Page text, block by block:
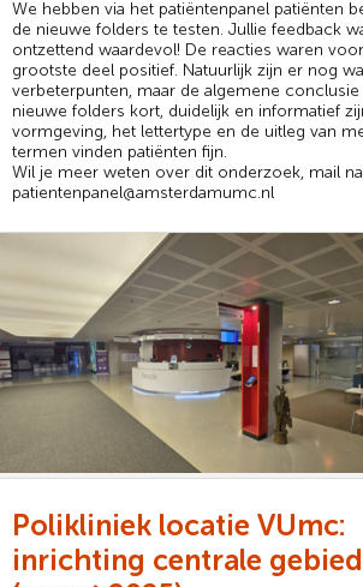
We hebben via het patiëntenpanel patiënten
de nieuwe folders te testen. Jullie feedback
ontzettend waardevol! De reacties waren
grootste deel positief. Natuurlijk zijn er nog
verbeterpunten, maar de algemene conclusie
nieuwe folders kort, duidelijk en informatief
vormgeving, het lettertype en de uitleg van
termen vinden patiënten fijn.
Wil je meer weten over dit onderzoek, mail
patientenpanel@amsterdamumc.nl
Polikliniek locatie VUmc:
inrichting centrale